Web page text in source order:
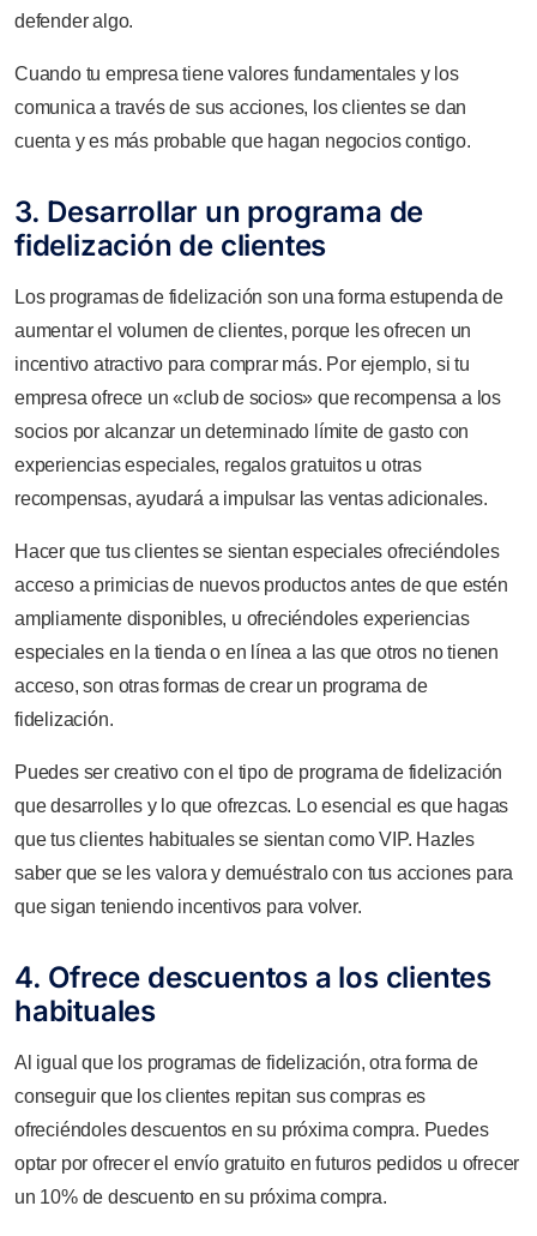
defender algo.
Cuando tu empresa tiene valores fundamentales y los
comunica a través de sus acciones, los clientes se dan
cuenta y es más probable que hagan negocios contigo.
3. Desarrollar un programa de
fidelización de clientes
Los programas de fidelización son una forma estupenda de
aumentar el volumen de clientes, porque les ofrecen un
incentivo atractivo para comprar más. Por ejemplo, si tu
empresa ofrece un «club de socios» que recompensa a los
socios por alcanzar un determinado límite de gasto con
experiencias especiales, regalos gratuitos u otras
recompensas, ayudará a impulsar las ventas adicionales.
Hacer que tus clientes se sientan especiales ofreciéndoles
acceso a primicias de nuevos productos antes de que estén
ampliamente disponibles, u ofreciéndoles experiencias
especiales en la tienda o en línea a las que otros no tienen
acceso, son otras formas de crear un programa de
fidelización.
Puedes ser creativo con el tipo de programa de fidelización
que desarrolles y lo que ofrezcas. Lo esencial es que hagas
que tus clientes habituales se sientan como VIP. Hazles
saber que se les valora y demuéstralo con tus acciones para
que sigan teniendo incentivos para volver.
4. Ofrece descuentos a los clientes
habituales
Al igual que los programas de fidelización, otra forma de
conseguir que los clientes repitan sus compras es
ofreciéndoles descuentos en su próxima compra. Puedes
optar por ofrecer el envío gratuito en futuros pedidos u ofrecer
un 10% de descuento en su próxima compra.